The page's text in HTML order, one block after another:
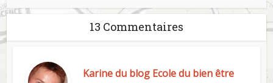
13 Commentaires
Karine du blog Ecole du bien être